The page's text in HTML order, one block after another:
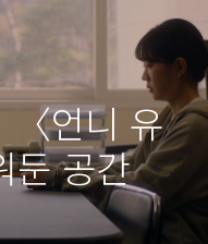
언니 유
둔 공간